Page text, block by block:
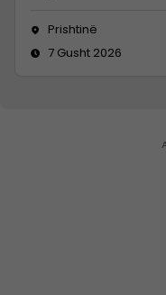
Prishtinë
7 Gusht 2026